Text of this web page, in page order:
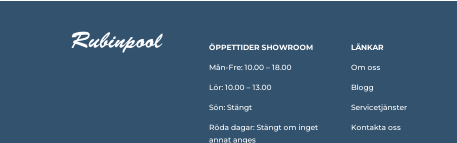
ÖPPETTIDER SHOWROOM
Mån-Fre: 10.00 – 18.00
Lör: 10.00 – 13.00
Sön: Stängt
Röda dagar: Stängt om inget
annat anges
LÄNKAR
Om oss
Blogg
Servicetjänster
Kontakta oss